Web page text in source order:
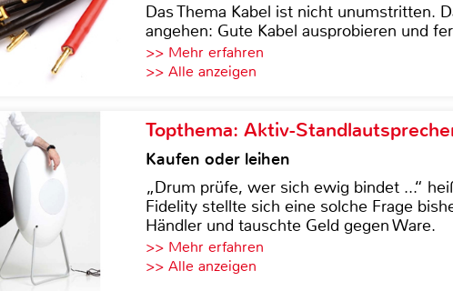
Das Thema Kabel ist nicht unumstritten.
angehen: Gute Kabel ausprobieren und
>> Mehr erfahren
>> Alle anzeigen
Topthema: Aktiv-
Kaufen oder leihen
„Drum prüfe, wer sich ewig bindet ...“
Fidelity stellte sich eine solche Frage
Händler und tauschte Geld gegen Ware.
>> Mehr erfahren
>> Alle anzeigen